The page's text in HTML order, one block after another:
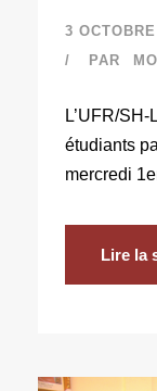
3
PAR
L’UFR/
étudiants
mercredi
Lire la